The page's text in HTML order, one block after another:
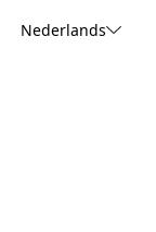
Nederlands